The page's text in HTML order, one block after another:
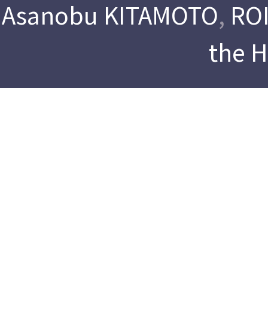
Asanobu KITAMOTO,
the